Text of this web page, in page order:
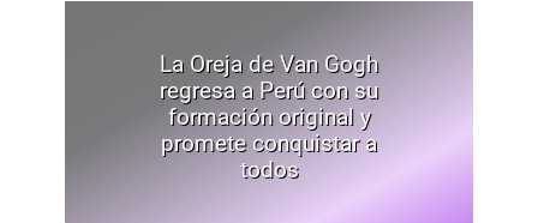
La Oreja de Van Gogh
regresa a Perú con su
formación original y
promete conquistar a
todos